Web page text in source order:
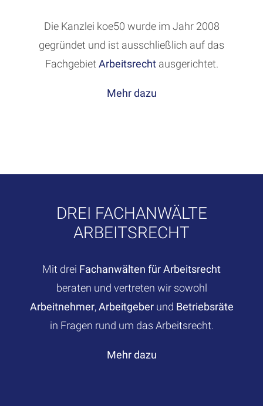
Die Kanzlei koe50 wurde im Jahr 2008
gegründet und ist ausschließlich auf das
Fachgebiet Arbeitsrechtausgerichtet.
Mehr dazu
DREI FACHANWÄLTE
ARBEITSRECHT
Mit drei Fachanwälten für Arbeitsrecht
beraten und vertreten wir sowohl
Arbeitnehmer,Arbeitgeberund Betriebsräte
in Fragen rund um das Arbeitsrecht.
Mehr dazu